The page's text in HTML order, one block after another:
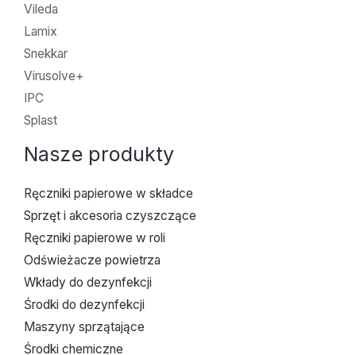
Vileda
Lamix
Snekkar
Virusolve+
IPC
Splast
Nasze produkty
Ręczniki papierowe w składce
Sprzęt i akcesoria czyszczące
Ręczniki papierowe w roli
Odświeżacze powietrza
Wkłady do dezynfekcji
Środki do dezynfekcji
Maszyny sprzątające
Środki chemiczne